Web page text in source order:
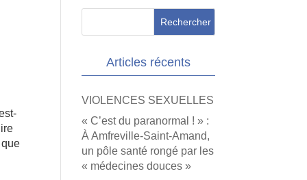
Articles récents
VIOLENCES SEXUELLES
« C’est du paranormal ! » :
À Amfreville-Saint-Amand,
un pôle santé rongé par les
« médecines douces »